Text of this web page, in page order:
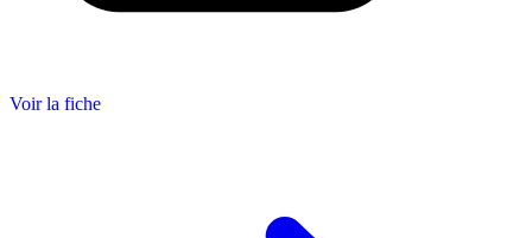
Voir la fiche